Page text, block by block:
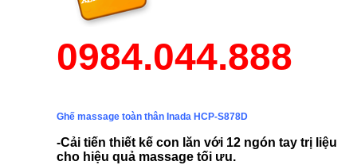
0984.044.888
Ghế massage toàn thân Inada HCP-S878D
-Cải tiến thiết kế con lăn với 12 ngón tay trị liệu
cho hiệu quả massage tối ưu.